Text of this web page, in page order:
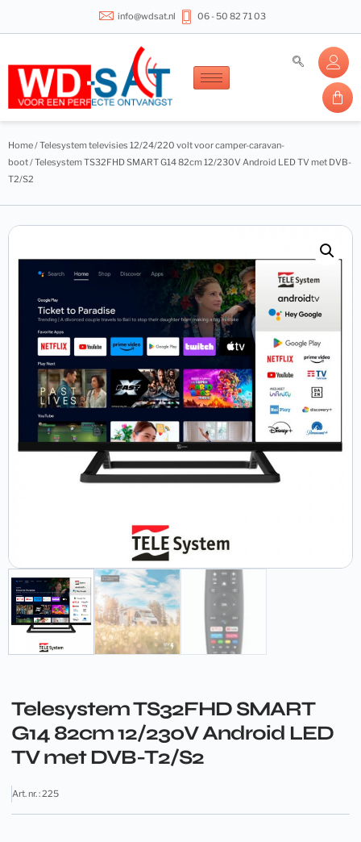
info@wdsat.nl 06 - 50 82 71 03
Home/Telesystem televisies 12/24/220 volt voor camper-caravan-
boot/ Telesystem TS32FHD SMART G14 82cm 12/230V Android LED TV met DVB-
T2/S2
Telesystem TS32FHD SMART
G14 82cm 12/230V Android LED
TV met DVB-T2/S2
Art. nr. : 225